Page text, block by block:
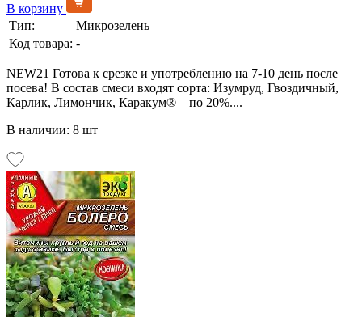
В корзину
Тип:
Микрозелень
Код товара: -
NEW21 Готова к срезке и употреблению на 7-10 день после
посева! В состав смеси входят сорта: Изумруд, Гвоздичный,
Карлик, Лимончик, Каракум® – по 20%....
В наличии: 8 шт